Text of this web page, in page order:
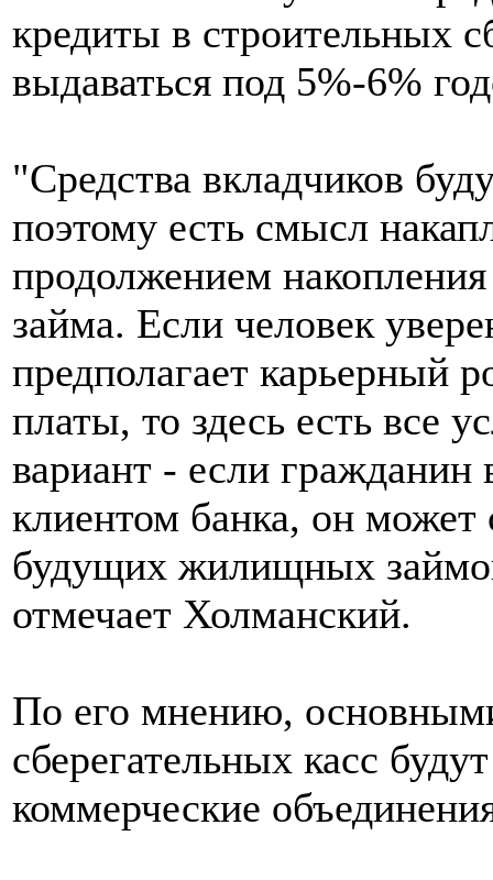
кредиты в строительных
выдаваться под 5%-6%
"Средства вкладчиков
поэтому есть смысл
продолжением
займа. Если человек
предполагает карьерный
платы, то здесь есть все
вариант - если гражданин
клиентом банка, он может
будущих жилищных
отмечает Холманский.
По его мнению,
сберегательных касс
коммерческие